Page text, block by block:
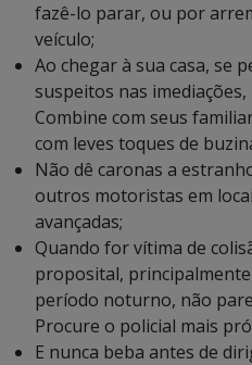
fazê-lo parar, ou por
veículo;
Ao chegar à sua casa, se
suspeitos nas
Combine com seus
com leves toques de
Não dê caronas a
outros motoristas em
avançadas;
Quando for vítima de
proposital,
período noturno, não
Procure o policial mais
E nunca beba antes de